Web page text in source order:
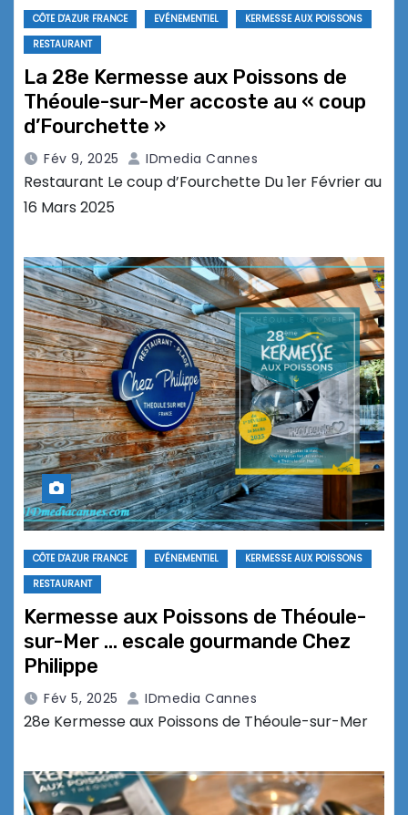
CÔTE D'AZUR FRANCE EVÉNEMENTIEL
KERMESSE AUX POISSONS
RESTAURANT
La 28e Kermesse aux Poissons de
Théoule-sur-Mer accoste au « coup
d’Fourchette »
Fév 9, 2025 IDmedia Cannes
Restaurant Le coup d’Fourchette Du 1er Février au
16 Mars 2025
CÔTE D'AZUR FRANCE EVÉNEMENTIEL
KERMESSE AUX POISSONS
RESTAURANT
Kermesse aux Poissons de Théoule-
sur-Mer … escale gourmande Chez
Philippe
Fév 5, 2025 IDmedia Cannes
28e Kermesse aux Poissons de Théoule-sur-Mer